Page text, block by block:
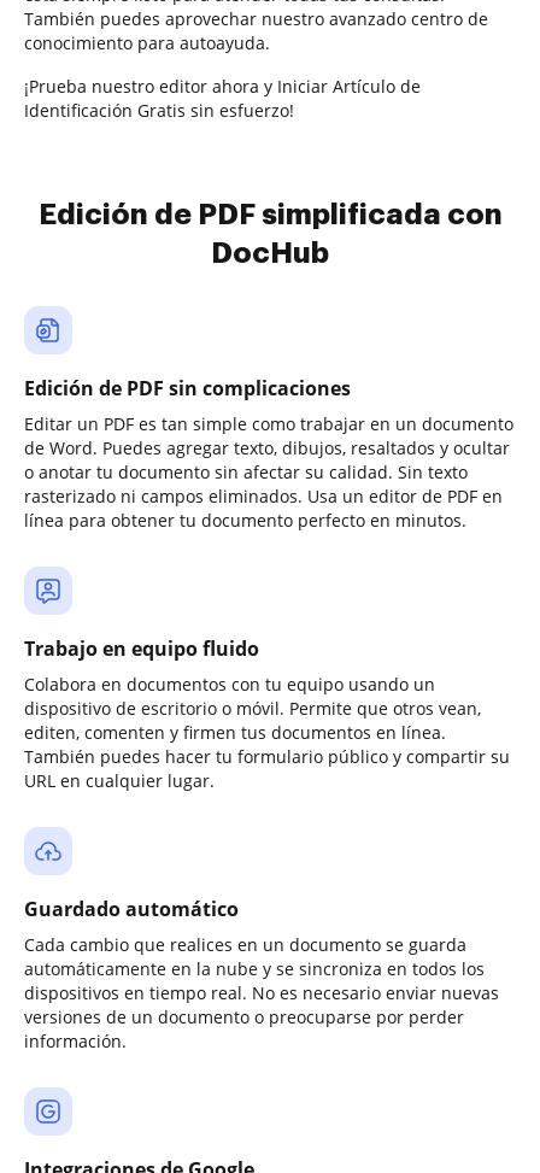
También puedes aprovechar nuestro avanzado centro de
conocimiento para autoayuda.
¡Prueba nuestro editor ahora y Iniciar Artículo de
Identificación Gratis sin esfuerzo!
Edición de PDF simplificada con
DocHub
Edición de PDF sin complicaciones
Editar un PDF es tan simple como trabajar en un documento
de Word. Puedes agregar texto, dibujos, resaltados y ocultar
o anotar tu documento sin afectar su calidad. Sin texto
rasterizado ni campos eliminados. Usa un editor de PDF en
línea para obtener tu documento perfecto en minutos.
Trabajo en equipo fluido
Colabora en documentos con tu equipo usando un
dispositivo de escritorio o móvil. Permite que otros vean,
editen, comenten y firmen tus documentos en línea.
También puedes hacer tu formulario público y compartir su
URL en cualquier lugar.
Guardado automático
Cada cambio que realices en un documento se guarda
automáticamente en la nube y se sincroniza en todos los
dispositivos en tiempo real. No es necesario enviar nuevas
versiones de un documento o preocuparse por perder
información.